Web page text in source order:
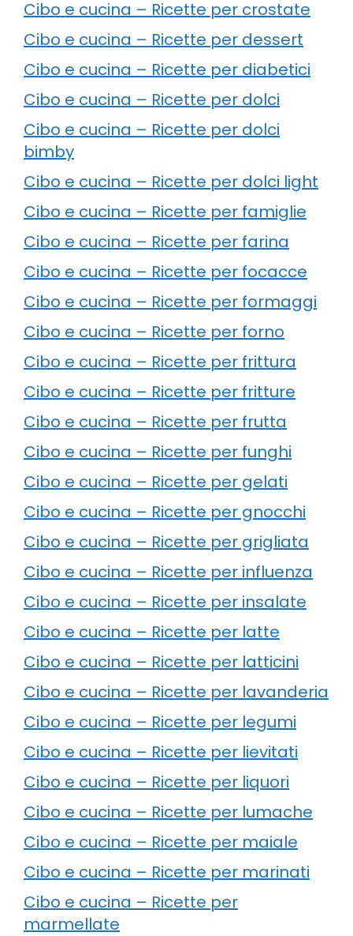
Cibo e cucina – Ricette per crostate
Cibo e cucina – Ricette per dessert
Cibo e cucina – Ricette per diabetici
Cibo e cucina – Ricette per dolci
Cibo e cucina – Ricette per dolci
bimby
Cibo e cucina – Ricette per dolci light
Cibo e cucina – Ricette per famiglie
Cibo e cucina – Ricette per farina
Cibo e cucina – Ricette per focacce
Cibo e cucina – Ricette per formaggi
Cibo e cucina – Ricette per forno
Cibo e cucina – Ricette per frittura
Cibo e cucina – Ricette per fritture
Cibo e cucina – Ricette per frutta
Cibo e cucina – Ricette per funghi
Cibo e cucina – Ricette per gelati
Cibo e cucina – Ricette per gnocchi
Cibo e cucina – Ricette per grigliata
Cibo e cucina – Ricette per influenza
Cibo e cucina – Ricette per insalate
Cibo e cucina – Ricette per latte
Cibo e cucina – Ricette per latticini
Cibo e cucina – Ricette per lavanderia
Cibo e cucina – Ricette per legumi
Cibo e cucina – Ricette per lievitati
Cibo e cucina – Ricette per liquori
Cibo e cucina – Ricette per lumache
Cibo e cucina – Ricette per maiale
Cibo e cucina – Ricette per marinati
Cibo e cucina – Ricette per
marmellate